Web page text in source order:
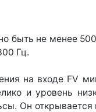
быть не менее
Гц.
на входе FV
и уровень
Он